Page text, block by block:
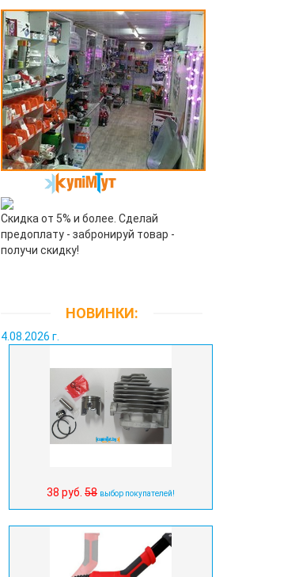
Скидка от 5% и более. Сделай
предоплату - забронируй товар -
получи скидку!
НОВИНКИ:
4.08.2026 г.
38 руб. 58 выбор покупателей!